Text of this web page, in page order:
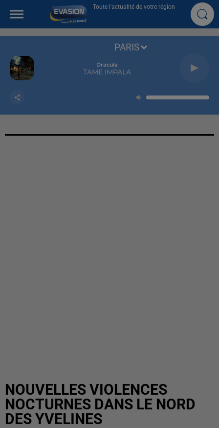
Toute l'actualité de votre région
Dracula
TAME IMPALA
PARIS
NOUVELLES VIOLENCES
NOCTURNES DANS LE NORD
DES YVELINES